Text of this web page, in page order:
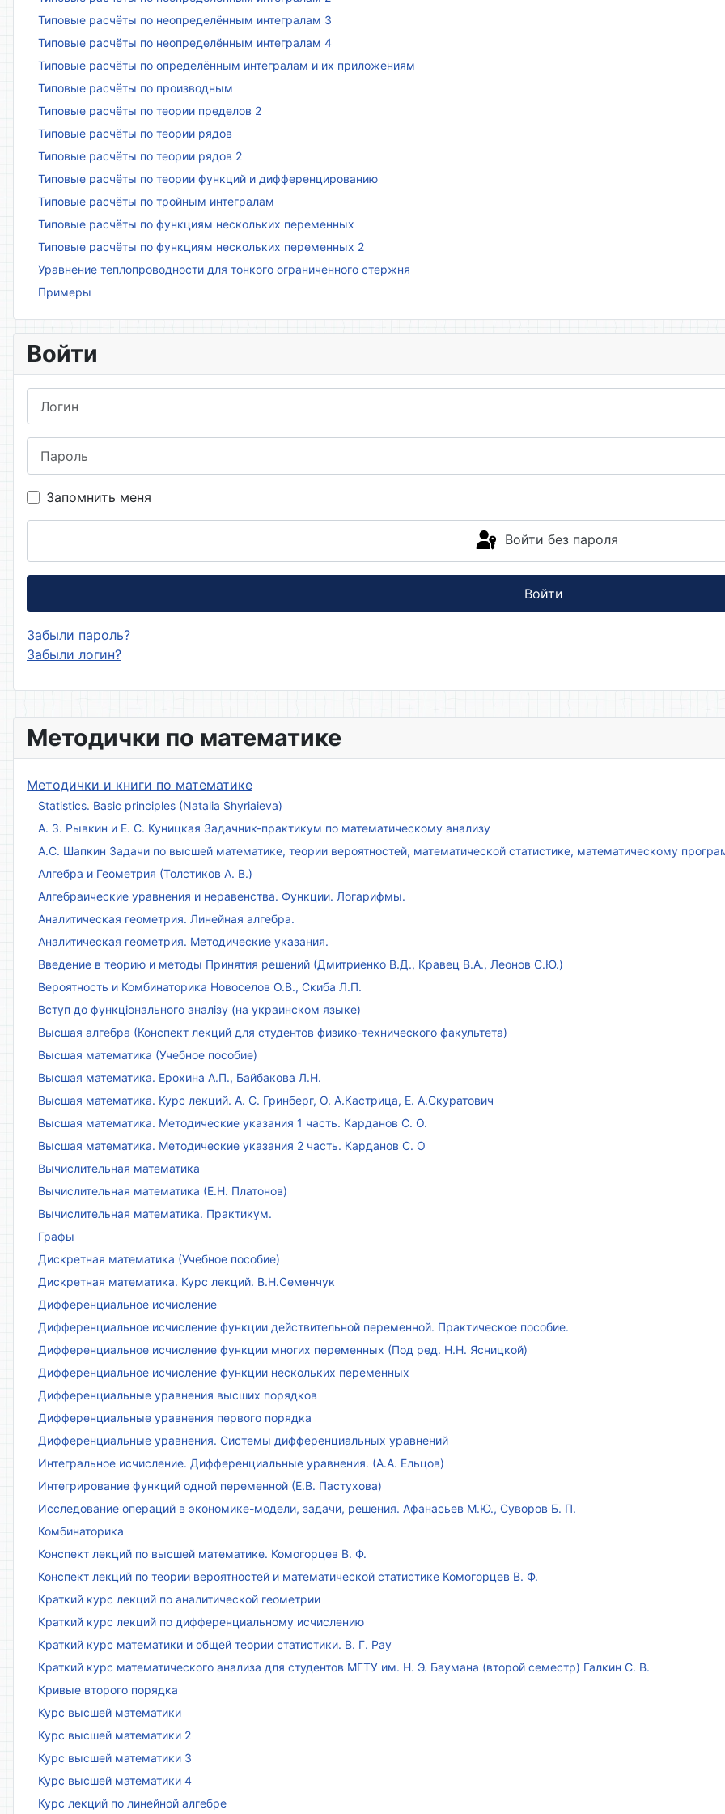
Методички по математике
Методички и книги по математике
Statistics. Basic principles (Natalia Shyriaieva)
А. З. Рывкин и Е. С. Куницкая Задачник-практикум по математическому анализу
А.С. Шапкин Задачи по высшей математике, теории вероятностей, математической статистике, математическому
Алгебра и Геометрия (Толстиков А. В.)
Алгебраические уравнения и неравенства. Функции. Логарифмы.
Аналитическая геометрия. Линейная алгебра.
Аналитическая геометрия. Методические указания.
Введение в теорию и методы Принятия решений (Дмитриенко В.Д., Кравец В.А., Леонов С.Ю.)
Вероятность и Комбинаторика Новоселов О.В., Скиба Л.П.
Вступ до функціонального аналізу (на украинском языке)
Высшая алгебра (Конспект лекций для студентов физико-технического факультета)
Высшая математика (Учебное пособие)
Высшая математика. Ерохина А.П., Байбакова Л.Н.
Высшая математика. Курс лекций. А. С. Гринберг, О. А.Кастрица, Е. А.Скуратович
Высшая математика. Методические указания 1 часть. Карданов С. О.
Высшая математика. Методические указания 2 часть. Карданов С. О
Вычислительная математика
Вычислительная математика (Е.Н. Платонов)
Вычислительная математика. Практикум.
Графы
Дискретная математика (Учебное пособие)
Дискретная математика. Курс лекций. В.Н.Семенчук
Дифференциальное исчисление
Дифференциальное исчисление функции действительной переменной. Практическое пособие.
Дифференциальное исчисление функции многих переменных (Под ред. Н.Н. Ясницкой)
Дифференциальное исчисление функции нескольких переменных
Дифференциальные уравнения высших порядков
Дифференциальные уравнения первого порядка
Дифференциальные уравнения. Системы дифференциальных уравнений
Интегральное исчисление. Дифференциальные уравнения. (А.А. Ельцов)
Интегрирование функций одной переменной (Е.В. Пастухова)
Исследование операций в экономике-модели, задачи, решения. Афанасьев М.Ю., Суворов Б. П.
Комбинаторика
Конспект лекций по высшей математике. Комогорцев В. Ф.
Конспект лекций по теории вероятностей и математической статистике Комогорцев В. Ф.
Краткий курс лекций по аналитической геометрии
Краткий курс лекций по дифференциальному исчислению
Краткий курс математики и общей теории статистики. В. Г. Рау
Краткий курс математического анализа для студентов МГТУ им. Н. Э. Баумана (второй семестр) Галкин С. В.
Кривые второго порядка
Курс высшей математики
Курс высшей математики 2
Курс высшей математики 3
Курс высшей математики 4
Курс лекций по линейной алгебре
Типовые расчёты по неопределённым интегралам 3
Типовые расчёты по неопределённым интегралам 4
Типовые расчёты по определённым интегралам и их приложениям
Типовые расчёты по производным
Типовые расчёты по теории пределов 2
Типовые расчёты по теории рядов
Типовые расчёты по теории рядов 2
Типовые расчёты по теории функций и дифференцированию
Типовые расчёты по тройным интегралам
Типовые расчёты по функциям нескольких переменных
Типовые расчёты по функциям нескольких переменных 2
Уравнение теплопроводности для тонкого ограниченного стержня
Примеры
Войти
Запомнить меня
Войти без пароля
Войти
Забыли пароль?
Забыли логин?